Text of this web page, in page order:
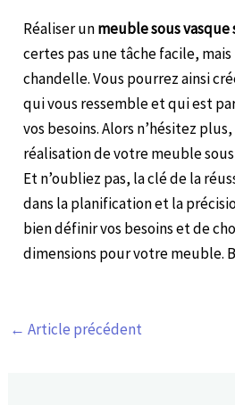
Réaliser unmeuble sous vasque
certes pas une tâche facile,
chandelle. Vous pourrez ainsi
qui vous ressemble et qui est
vos besoins. Alors n’hésitez
réalisation de votre meuble
Et n’oubliez pas, la clé de la
dans la planification et la
bien définir vos besoins et de
dimensions pour votre meuble.
← Article précédent